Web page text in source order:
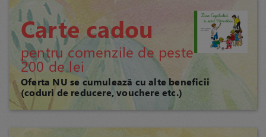
Carte cadou
pentru comenzile de peste
200 de lei
Oferta NU se cumulează cu alte beneficii
(coduri de reducere, vouchere etc.)